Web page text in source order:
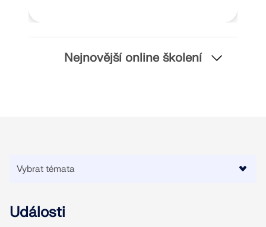
Nejnovější online školení
Události